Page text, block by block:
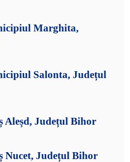
Marghita,
Salonta, Județul
Aleșd, Județul Bihor
Nucet, Județul Bihor